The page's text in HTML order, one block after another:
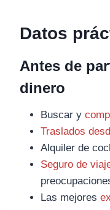
Datos
Antes de
dinero
Buscar y
Traslados
Alquiler de
Seguro de
Las mejores